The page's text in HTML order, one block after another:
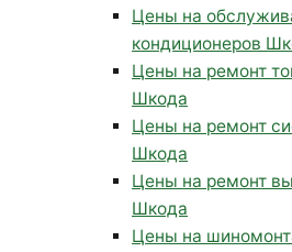
Цены на
кондиционеров
Цены на ремонт
Шкода
Цены на ремонт
Шкода
Цены на ремонт
Шкода
Цены на